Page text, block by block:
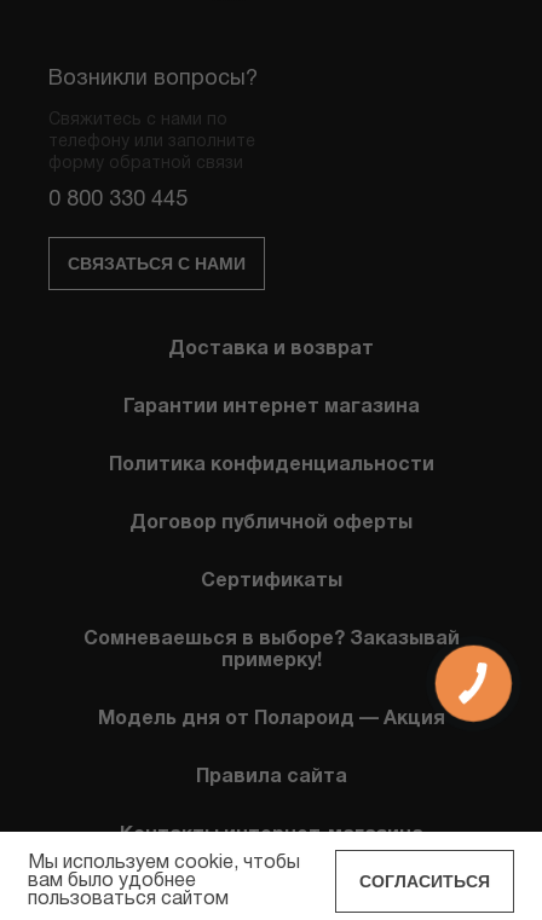
Возникли вопросы?
Свяжитесь с нами по
телефону или заполните
форму обратной связи
0 800 330 445
СВЯЗАТЬСЯ С НАМИ
Доставка и возврат
Гарантии интернет магазина
Политика конфиденциальности
Договор публичной оферты
Сертификаты
Сомневаешься в выборе? Заказывай
примерку!
Модель дня от Полароид — Акция
Правила сайта
Контакты интернет-магазина
POLAROID EYEWEAR © 2026 Все права защищены
Мы используем cookie, чтобы
вам было удобнее
пользоваться сайтом
СОГЛАСИТЬСЯ
КНОПКА
СВЯЗИ